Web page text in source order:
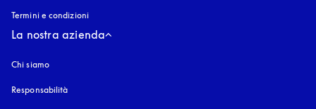
Termini e condizioni
La nostra azienda
Chi siamo
Responsabilità